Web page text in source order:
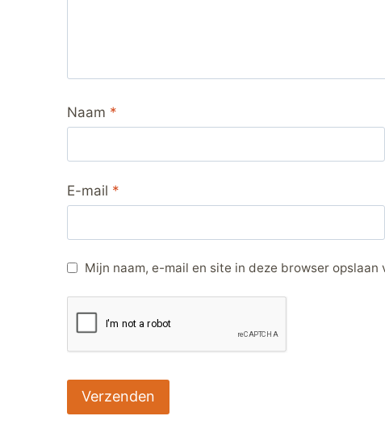
Naam *
E-mail *
Mijn naam, e-mail en site in deze browser